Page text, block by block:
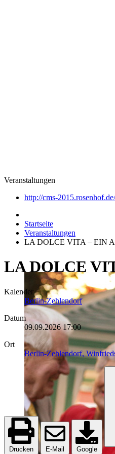
Veranstaltungen
http://cms-
Startseite
Veranstaltungen
LA DOLCE VITA – EIN
LA DOLCE
Kalender
Berlin-Zehlendorf
Datum
09.09.2026 17:00
Ort
Berlin-Zehlendorf,
Drucken E-Mail Google